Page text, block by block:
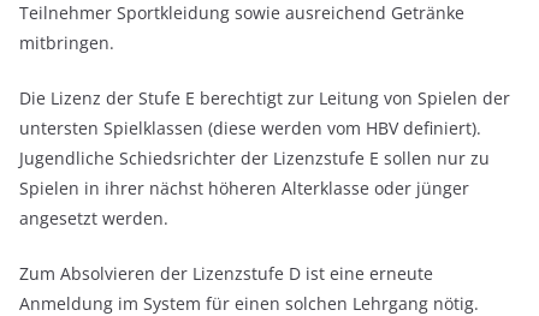
Teilnehmer Sportkleidung sowie ausreichend Getränke
mitbringen.
Die Lizenz der Stufe E berechtigt zur Leitung von Spielen der
untersten Spielklassen (diese werden vom HBV definiert).
Jugendliche Schiedsrichter der Lizenzstufe E sollen nur zu
Spielen in ihrer nächst höheren Alterklasse oder jünger
angesetzt werden.
Zum Absolvieren der Lizenzstufe D ist eine erneute
Anmeldung im System für einen solchen Lehrgang nötig.